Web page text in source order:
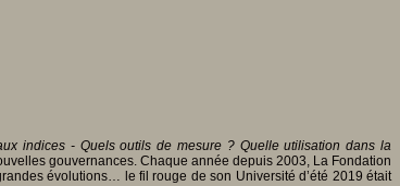
indices - Quels outils de mesure ? Quelle utilisation dans la
gouvernances. Chaque année depuis 2003, La Fondation
évolutions… le fil rouge de son Université d’été 2019 était